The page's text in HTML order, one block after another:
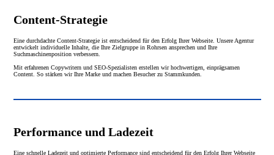
Content-Strategie
Eine durchdachte Content-Strategie ist entscheidend für den Erfolg Ihrer Webseite. Unsere Agentur
entwickelt individuelle Inhalte, die Ihre Zielgruppe in Rohrsen ansprechen und Ihre
Suchmaschinenposition verbessern.
Mit erfahrenen Copywritern und SEO-Spezialisten erstellen wir hochwertigen, einprägsamen
Content. So stärken wir Ihre Marke und machen Besucher zu Stammkunden.
Performance und Ladezeit
Eine schnelle Ladezeit und optimierte Performance sind entscheidend für den Erfolg Ihrer Webseite